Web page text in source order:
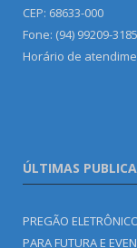
CEP: 68633-000
Fone: (94) 99209-3185
Horário de
ÚLTIMAS
PREGÃO
PARA FUTURA E